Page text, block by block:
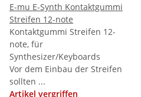
E-mu E-Synth Kontaktgummi
Streifen 12-note
Kontaktgummi Streifen 12-
note, für
Synthesizer/Keyboards
Vor dem Einbau der Streifen
sollten ...
Artikel vergriffen